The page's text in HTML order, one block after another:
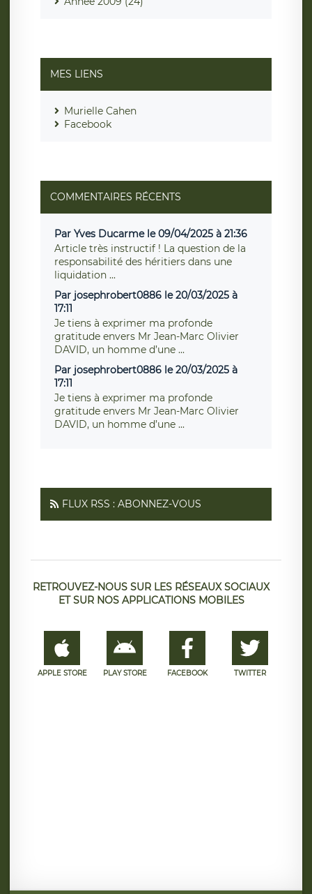
MES LIENS
Murielle Cahen
Facebook
COMMENTAIRES RÉCENTS
Par Yves Ducarme le 09/04/2025 à 21:36
Article très instructif ! La question de la
responsabilité des héritiers dans une
liquidation ...
Par josephrobert0886 le 20/03/2025 à
17:11
Je tiens à exprimer ma profonde
gratitude envers Mr Jean-Marc Olivier
DAVID, un homme d’une ...
Par josephrobert0886 le 20/03/2025 à
17:11
Je tiens à exprimer ma profonde
gratitude envers Mr Jean-Marc Olivier
DAVID, un homme d’une ...
FLUX RSS : ABONNEZ-VOUS
RETROUVEZ-NOUS SUR LES RÉSEAUX SOCIAUX
ET SUR NOS APPLICATIONS MOBILES
APPLE STORE PLAY STORE FACEBOOK TWITTER